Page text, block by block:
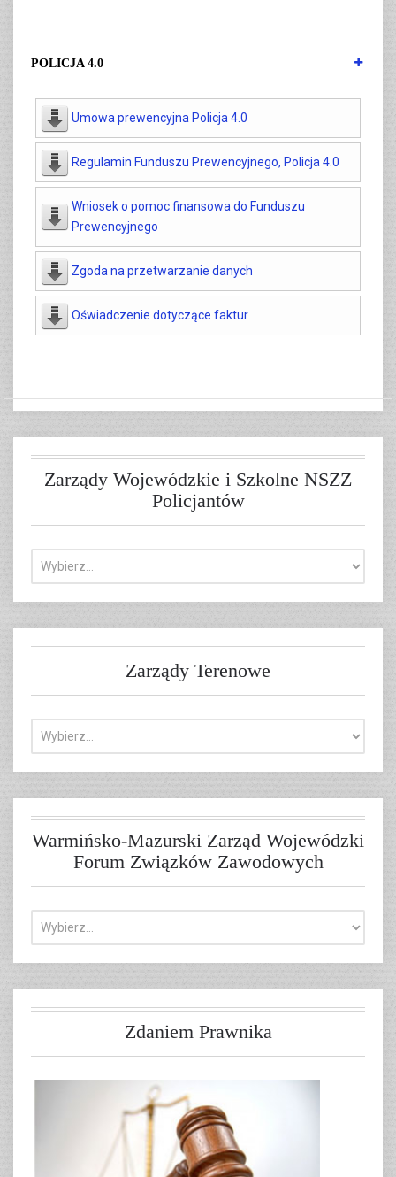
POLICJA 4.0
Umowa prewencyjna Policja 4.0
Regulamin Funduszu Prewencyjnego, Policja 4.0
Wniosek o pomoc finansowa do Funduszu
Prewencyjnego
Zgoda na przetwarzanie danych
Oświadczenie dotyczące faktur
Zarządy Wojewódzkie i Szkolne NSZZ
Policjantów
Zarządy Terenowe
Warmińsko-Mazurski Zarząd Wojewódzki
Forum Związków Zawodowych
Zdaniem Prawnika